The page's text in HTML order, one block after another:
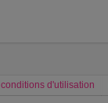
conditions d'utilisation